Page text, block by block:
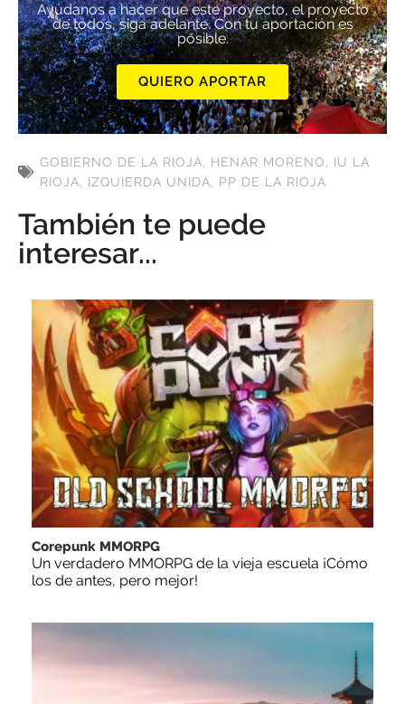
Ayúdanos a hacer que este proyecto, el proyecto
de todos, siga adelante. Con tu aportación es
posible.
QUIERO APORTAR
GOBIERNO DE LA RIOJA, HENAR MORENO, IU LA
RIOJA, IZQUIERDA UNIDA, PP DE LA RIOJA
También te puede
interesar...
Corepunk MMORPG
Un verdadero MMORPG de la vieja escuela ¡Cómo
los de antes, pero mejor!